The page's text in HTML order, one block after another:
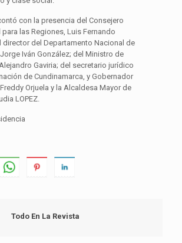
con la presencia del Consejero
para las Regiones, Luis Fernando
director del Departamento Nacional de
Iván González; del Ministro de
Gaviria; del secretario jurídico
de Cundinamarca, y Gobernador
Orjuela y la Alcaldesa Mayor de
LOPEZ.
Todo En La Revista